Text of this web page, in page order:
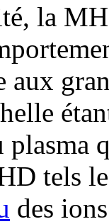
la
aux
tels
des